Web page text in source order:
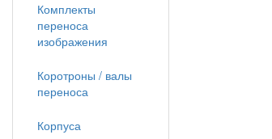
Комплекты
переноса
изображения
Коротроны / валы
переноса
Корпуса